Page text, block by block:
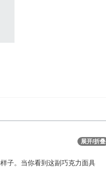
展开/折叠
子。当你看到这副巧克力面具